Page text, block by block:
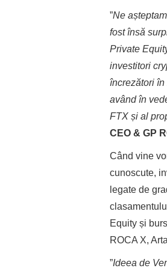
”Ne
fostînsă
Private
investitori
încrezători în
având în
FTX și al
CEO & GP
Când vine
cunoscute,
legate de
Equity și
ROCA X,
”Ideea de